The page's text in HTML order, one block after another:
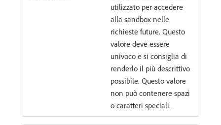
utilizzato per accedere
alla sandbox nelle
richieste future. Questo
valore deve essere
univoco e si consiglia di
renderlo il più descrittivo
possibile. Questo valore
non può contenere spazi
o caratteri speciali.